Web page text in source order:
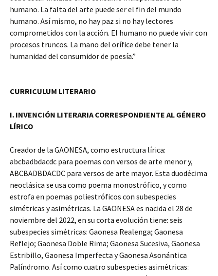
humano. La falta del arte puede ser el fin del mundo
humano. Así mismo, no hay paz si no hay lectores
comprometidos con la acción. El humano no puede vivir con
procesos truncos. La mano del orífice debe tener la
humanidad del consumidor de poesía.”
CURRICULUM LITERARIO
I. INVENCIÓN LITERARIA CORRESPONDIENTE AL GÉNERO
LÍRICO
Creador de la GAONESA, como estructura lírica:
abcbadbdacdc para poemas con versos de arte menor y,
ABCBADBDACDC para versos de arte mayor. Esta duodécima
neoclásica se usa como poema monostrófico, y como
estrofa en poemas poliestróficos con subespecies
simétricas y asimétricas. La GAONESA es nacida el 28 de
noviembre del 2022, en su corta evolución tiene: seis
subespecies simétricas: Gaonesa Realenga; Gaonesa
Reflejo; Gaonesa Doble Rima; Gaonesa Sucesiva, Gaonesa
Estribillo, Gaonesa Imperfecta y Gaonesa Asonántica
Palíndromo. Así como cuatro subespecies asimétricas: